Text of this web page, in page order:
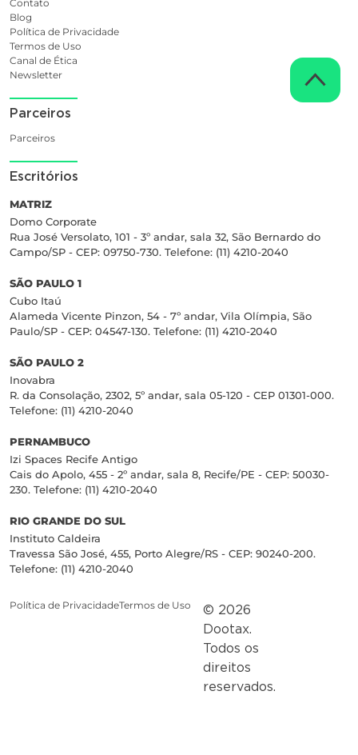
Contato
Blog
Política de Privacidade
Termos de Uso
Canal de Ética
Newsletter
Parceiros
Parceiros
Escritórios
MATRIZ
Domo Corporate
Rua José Versolato, 101 - 3º andar, sala 32, São Bernardo do
Campo/SP - CEP: 09750-730. Telefone: (11) 4210-2040
SÃO PAULO 1
Cubo Itaú
Alameda Vicente Pinzon, 54 - 7º andar, Vila Olímpia, São
Paulo/SP - CEP: 04547-130. Telefone: (11) 4210-2040
SÃO PAULO 2
Inovabra
R. da Consolação, 2302, 5º andar, sala 05-120 - CEP 01301-000.
Telefone: (11) 4210-2040
PERNAMBUCO
Izi Spaces Recife Antigo
Cais do Apolo, 455 - 2º andar, sala 8, Recife/PE - CEP: 50030-
230. Telefone: (11) 4210-2040
RIO GRANDE DO SUL
Instituto Caldeira
Travessa São José, 455, Porto Alegre/RS - CEP: 90240-200.
Telefone: (11) 4210-2040
Política de PrivacidadeTermos de Uso
© 2026
Dootax.
Todos os
direitos
reservados.